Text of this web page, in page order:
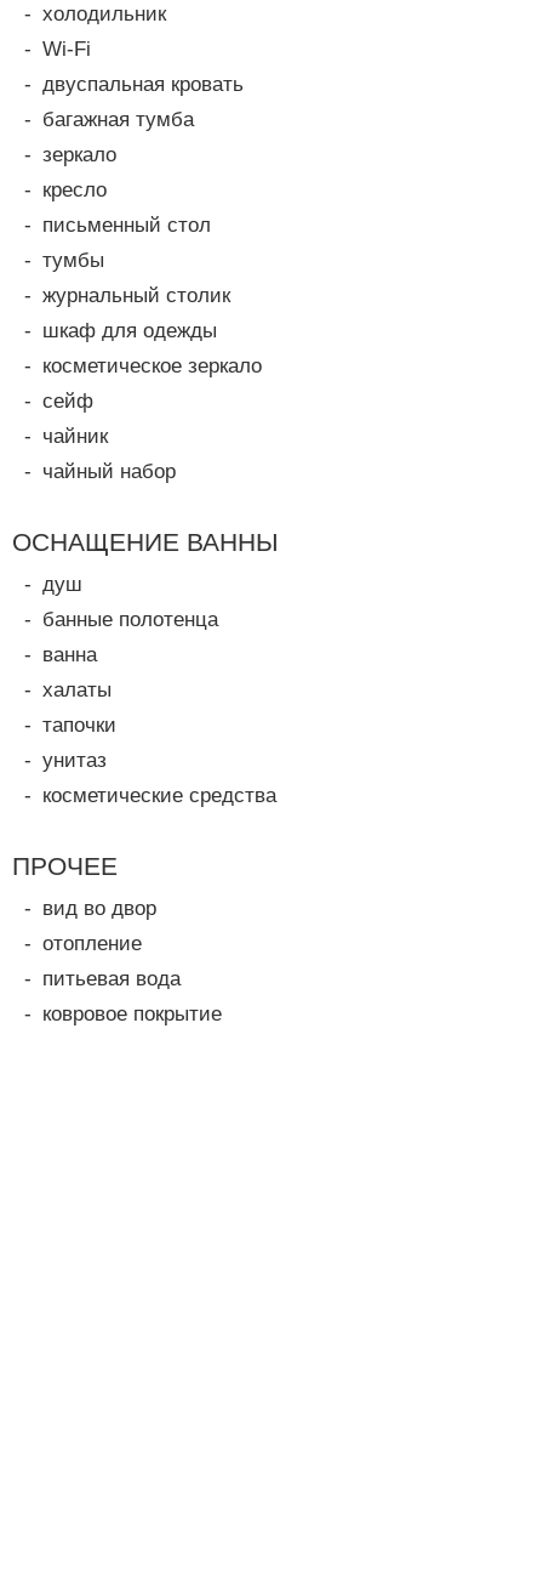
холодильник
Wi-Fi
двуспальная кровать
багажная тумба
зеркало
кресло
письменный стол
тумбы
журнальный столик
шкаф для одежды
косметическое зеркало
сейф
чайник
чайный набор
ОСНАЩЕНИЕ ВАННЫ
душ
банные полотенца
ванна
халаты
тапочки
унитаз
косметические средства
ПРОЧЕЕ
вид во двор
отопление
питьевая вода
ковровое покрытие